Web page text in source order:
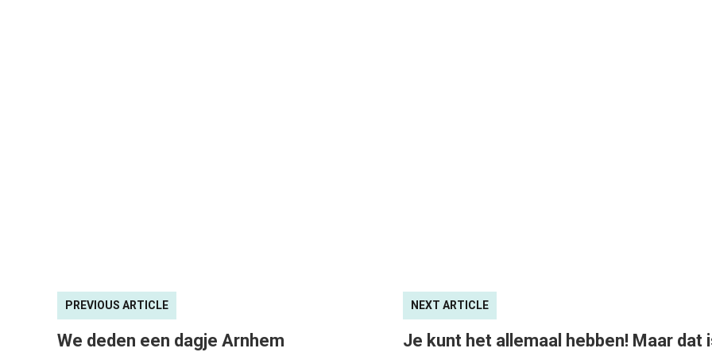
PREVIOUS ARTICLE
We deden een dagje Arnhem
NEXT ARTICLE
Je kunt het allemaal hebben! Maar dat